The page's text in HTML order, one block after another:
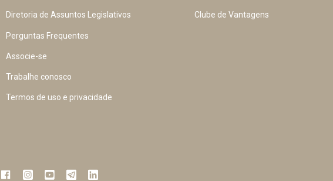
Diretoria de Assuntos Legislativos
Perguntas Frequentes
Associe-se
Trabalhe conosco
Termos de uso e privacidade
Clube de Vantagens